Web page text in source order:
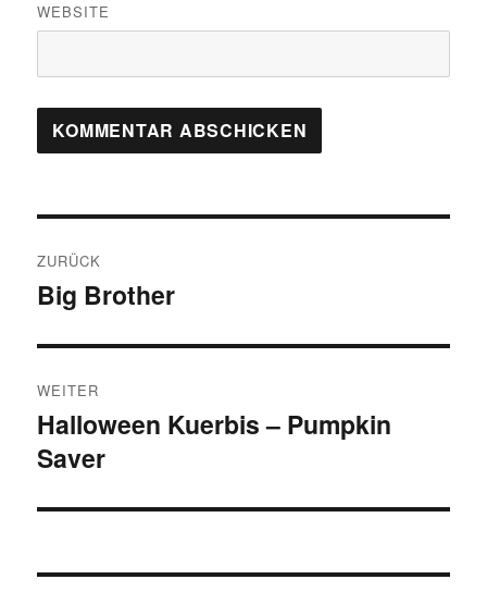
WEBSITE
ZURÜCK
Vorheriger
Big Brother
WEITER
Nächster
Beitrag:
Halloween Kuerbis – Pumpkin
Saver